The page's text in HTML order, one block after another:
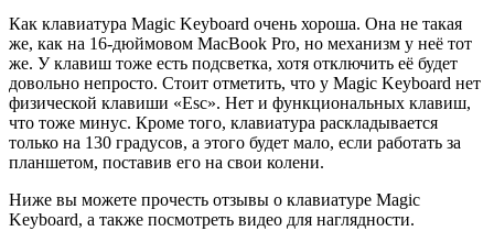
Как клавиатура Magic Keyboard очень хороша. Она не такая
же, как на 16-дюймовом MacBook Pro, но механизм у неё тот
же. У клавиш тоже есть подсветка, хотя отключить её будет
довольно непросто. Стоит отметить, что у Magic Keyboard нет
физической клавиши «Esc». Нет и функциональных клавиш,
что тоже минус. Кроме того, клавиатура раскладывается
только на 130 градусов, а этого будет мало, если работать за
планшетом, поставив его на свои колени.
Ниже вы можете прочесть отзывы о клавиатуре Magic
Keyboard, а также посмотреть видео для наглядности.